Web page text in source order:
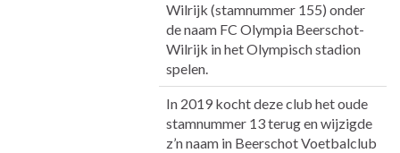
Wilrijk (stamnummer 155) onder
de naam FC Olympia Beerschot-
Wilrijk in het Olympisch stadion
spelen.
In 2019 kocht deze club het oude
stamnummer 13 terug en wijzigde
z’n naam in Beerschot Voetbalclub